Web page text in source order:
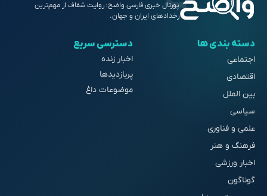
پورتال خبری فارسی واضح؛ روایت شفاف از مهم‌ترین
رخدادهای ایران و جهان.
دسته بندی ها
اجتماعی
اقتصادی
بین الملل
سیاسی
علمی و فناوری
فرهنگ و هنر
اخبار ورزشی
گوناگون
دسترسی سریع
اخبار زنده
پربازدیدها
موضوعات داغ